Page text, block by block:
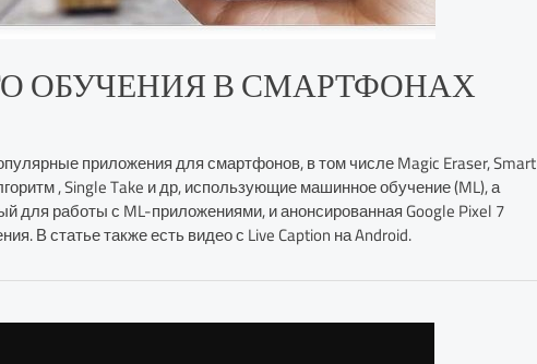
ОБУЧЕНИЯ В СМАРТФОНАХ
приложения для смартфонов, в том числе Magic Eraser, Smart
, Single Take и др, использующие машинное обучение (ML), а
для работы с ML-приложениями, и анонсированная Google Pixel 7
В статье также есть видео с Live Caption на Android.